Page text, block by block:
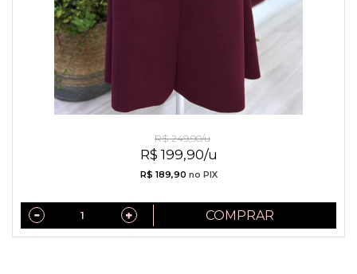
R$ 199,90/u
R$ 249,90/u
R$ 189,90 no PIX
COMPRAR